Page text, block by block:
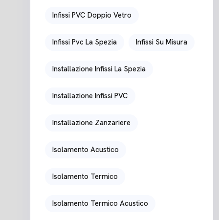
Infissi PVC Doppio Vetro
Infissi Pvc La Spezia Infissi Su Misura
Installazione Infissi La Spezia
Installazione Infissi PVC
Installazione Zanzariere
Isolamento Acustico
Isolamento Termico
Isolamento Termico Acustico